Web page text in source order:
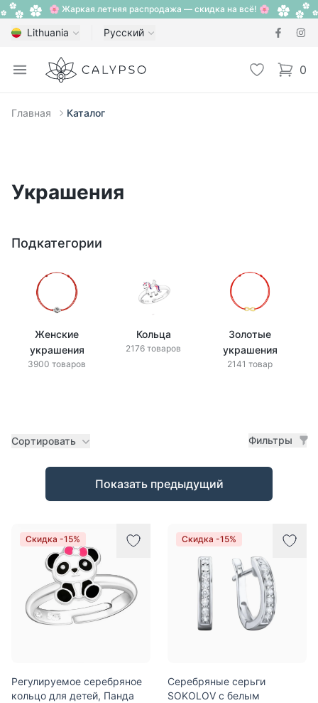
🌸 Жаркая летняя распродажа — скидка на всё! 🌸
Lithuania Русский
Open menu
Calypso Избранное
0
items
Главная Каталог
Украшения
Подкатегории
Женские
украшения
3900 товаров
Кольца
2176 товаров
Золотые
украшения
2141 товар
Сортировать Фильтры
Товары
Показать предыдущий
Скидка -15%
Регулируемое серебряное
кольцо для детей, Панда
Скидка -15%
Серебряные серьги
SOKOLOV с белым